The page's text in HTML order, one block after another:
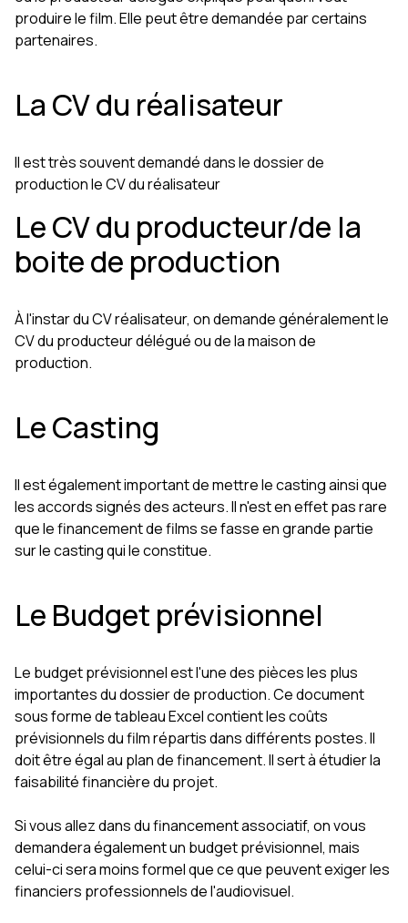
produire le film. Elle peut être demandée par certains
partenaires.
La CV du réalisateur
Il est très souvent demandé dans le dossier de
production le CV du réalisateur
Le CV du producteur/de la
boite de production
À l'instar du CV réalisateur, on demande généralement le
CV du producteur délégué ou de la maison de
production.
Le Casting
Il est également important de mettre le casting ainsi que
les accords signés des acteurs. Il n'est en effet pas rare
que le financement de films se fasse en grande partie
sur le casting qui le constitue.
Le Budget prévisionnel
Le budget prévisionnel est l'une des pièces les plus
importantes du dossier de production. Ce document
sous forme de tableau Excel contient les coûts
prévisionnels du film répartis dans différents postes. Il
doit être égal au plan de financement. Il sert à étudier la
faisabilité financière du projet.
Si vous allez dans du financement associatif, on vous
demandera également un budget prévisionnel, mais
celui-ci sera moins formel que ce que peuvent exiger les
financiers professionnels de l'audiovisuel.